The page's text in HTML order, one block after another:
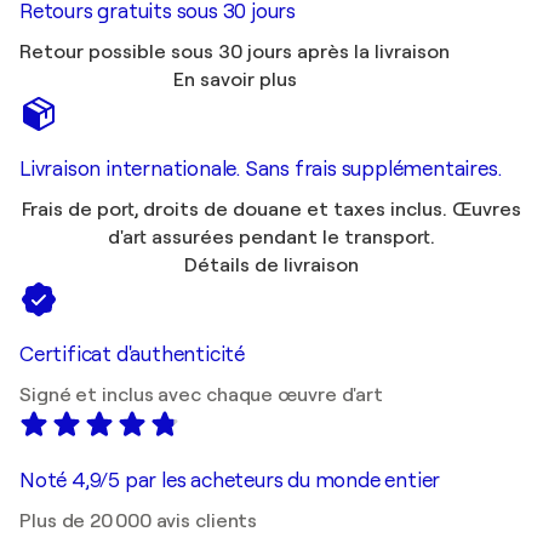
Retours gratuits sous 30 jours
Retour possible sous 30 jours après la livraison
En savoir plus
Livraison internationale. Sans frais supplémentaires.
Frais de port, droits de douane et taxes inclus. Œuvres
d'art assurées pendant le transport.
Détails de livraison
Certificat d'authenticité
Signé et inclus avec chaque œuvre d'art
Noté 4,9/5 par les acheteurs du monde entier
Plus de 20 000 avis clients